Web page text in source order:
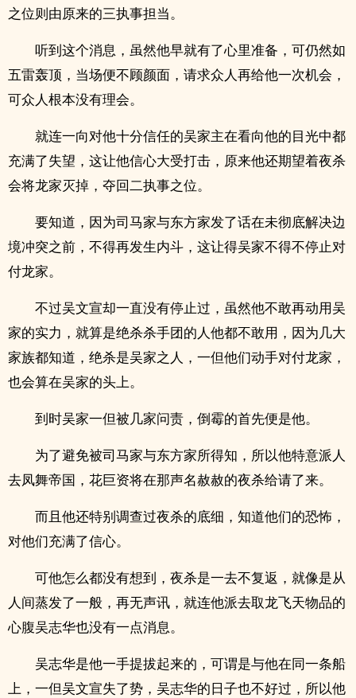
之位则由原来的三执事担当。
听到这个消息，虽然他早就有了心里准备，可仍然如
五雷轰顶，当场便不顾颜面，请求众人再给他一次机会，
可众人根本没有理会。
就连一向对他十分信任的吴家主在看向他的目光中都
充满了失望，这让他信心大受打击，原来他还期望着夜杀
会将龙家灭掉，夺回二执事之位。
要知道，因为司马家与东方家发了话在未彻底解决边
境冲突之前，不得再发生内斗，这让得吴家不得不停止对
付龙家。
不过吴文宣却一直没有停止过，虽然他不敢再动用吴
家的实力，就算是绝杀杀手团的人他都不敢用，因为几大
家族都知道，绝杀是吴家之人，一但他们动手对付龙家，
也会算在吴家的头上。
到时吴家一但被几家问责，倒霉的首先便是他。
为了避免被司马家与东方家所得知，所以他特意派人
去凤舞帝国，花巨资将在那声名赦赦的夜杀给请了来。
而且他还特别调查过夜杀的底细，知道他们的恐怖，
对他们充满了信心。
可他怎么都没有想到，夜杀是一去不复返，就像是从
人间蒸发了一般，再无声讯，就连他派去取龙飞天物品的
心腹吴志华也没有一点消息。
吴志华是他一手提拔起来的，可谓是与他在同一条船
上，一但吴文宣失了势，吴志华的日子也不好过，所以他